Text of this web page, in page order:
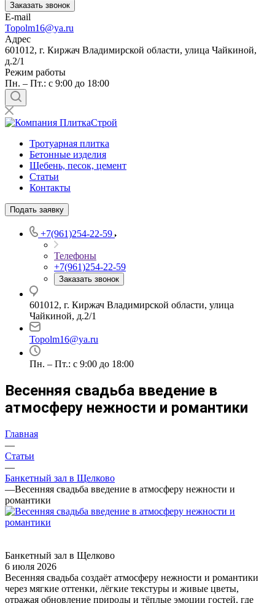
Заказать звонок
E-mail
Topolm16@ya.ru
Адрес
601012, г. Киржач Владимирской области, улица Чайкиной,
д.2/1
Режим работы
Пн. – Пт.: с 9:00 до 18:00
Тротуарная плитка
Бетонные изделия
Щебень, песок, цемент
Статьи
Контакты
Подать заявку
+7(961)254-22-59
Телефоны
+7(961)254-22-59
Заказать звонок
601012, г. Киржач Владимирской области, улица
Чайкиной, д.2/1
Topolm16@ya.ru
Пн. – Пт.: с 9:00 до 18:00
Весенняя свадьба введение в
атмосферу нежности и романтики
Главная
—
Статьи
—
Банкетный зал в Щелково
—Весенняя свадьба введение в атмосферу нежности и
романтики
Банкетный зал в Щелково
6 июля 2026
Весенняя свадьба создаёт атмосферу нежности и романтики
через мягкие оттенки, лёгкие текстуры и живые цветы,
отражая обновление природы и тёплые эмоции гостей, где